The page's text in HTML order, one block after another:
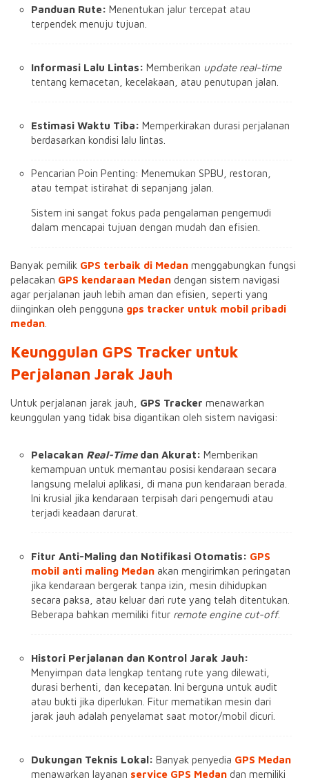
Panduan Rute: Menentukan jalur tercepat atau
terpendek menuju tujuan.
Informasi Lalu Lintas: Memberikan update real-time
tentang kemacetan, kecelakaan, atau penutupan jalan.
Estimasi Waktu Tiba: Memperkirakan durasi perjalanan
berdasarkan kondisi lalu lintas.
Pencarian Poin Penting: Menemukan SPBU, restoran,
atau tempat istirahat di sepanjang jalan.
Sistem ini sangat fokus pada pengalaman pengemudi
dalam mencapai tujuan dengan mudah dan efisien.
Banyak pemilik GPS terbaik di Medan menggabungkan fungsi
pelacakan GPS kendaraan Medan dengan sistem navigasi
agar perjalanan jauh lebih aman dan efisien, seperti yang
diinginkan oleh pengguna gps tracker untuk mobil pribadi
medan
Keunggulan GPS Tracker untuk
Perjalanan Jarak Jauh
Untuk perjalanan jarak jauh, GPS Tracker menawarkan
keunggulan yang tidak bisa digantikan oleh sistem navigasi:
Pelacakan Real-Timedan Akurat: Memberikan
kemampuan untuk memantau posisi kendaraan secara
langsung melalui aplikasi, di mana pun kendaraan berada.
Ini krusial jika kendaraan terpisah dari pengemudi atau
terjadi keadaan darurat.
Fitur Anti-Maling dan Notifikasi Otomatis: GPS
mobil anti maling Medan akan mengirimkan peringatan
jika kendaraan bergerak tanpa izin, mesin dihidupkan
secara paksa, atau keluar dari rute yang telah ditentukan.
Beberapa bahkan memiliki fitur remote engine cut-off.
Histori Perjalanan dan Kontrol Jarak Jauh:
Menyimpan data lengkap tentang rute yang dilewati,
durasi berhenti, dan kecepatan. Ini berguna untuk audit
atau bukti jika diperlukan. Fitur mematikan mesin dari
jarak jauh adalah penyelamat saat motor/mobil dicuri.
Dukungan Teknis Lokal: Banyak penyedia GPS Medan
menawarkan layanan service GPS Medan dan memiliki